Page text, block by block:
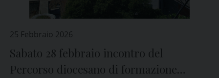
25 Febbraio 2026
Sabato 28 febbraio incontro del
Percorso diocesano di formazione